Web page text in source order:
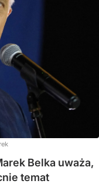
Belka uważa,
temat